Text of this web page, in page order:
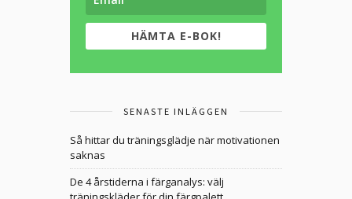
HÄMTA E-BOK!
SENASTE INLÄGGEN
Så hittar du träningsglädje när motivationen
saknas
De 4 årstiderna i färganalys: välj